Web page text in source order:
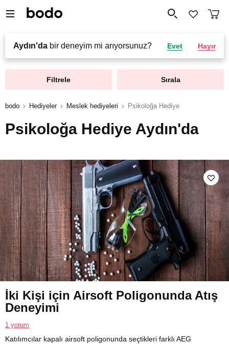
Aydın'da bir deneyim mi arıyorsunuz? Evet Hayır
Filtrele Sırala
bodo Hediyeler Meslek hediyeleri Psikoloğa Hediye
Psikoloğa Hediye Aydın'da
İki Kişi için Airsoft Poligonunda Atış
Deneyimi
1 yorum
Katılımcılar kapalı airsoft poligonunda seçtikleri farklı AEG